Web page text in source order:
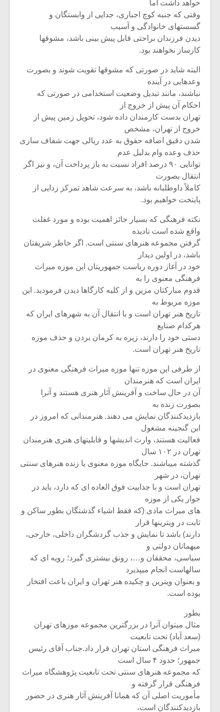
خواهد داشت اما
وقتی که جنبه کوچ اجباری، جدایی از وابستگان و
گسستهای خانوادگی و آسیب
دیدن فرزندان براحتی قابل پیش بینی باشد، مشوقها
کارساز نخواهند بود.
البته شاید در صورتی که مشوقها تقویت شوند و بصورت
وعدهایی در آینده
نباشند، مانند تبدیل وضعیت استخدامی در صورتی که
احکام آن پیش از خروج از
تهران بدست کارمندان داده شود، تحویل زمین پیش از
خروج از تهران، مشخص
شدن دقیق اضافه حقوق به عدد ریالی جهت شفاف سازی
حذف وعده وام بدلیل عدم
توانایی ۹۰ درصد افراد نسبت به باز پرداخت آن، و نیز اگر
انتقال بصورت
کاملاً داوطلبانه باشد، به سرعت شاهد تمرکز زدایی از
پایتخت خواهیم بود.
نکته فرهنگی که بسیار حائز اهمیت بوده و مورد غفلت
واقع شده است نادیده
گرفتن مجموعه هنرهای سنتی است. اگر خاطر شریفتان
باشد، در اولین دیدار
خود در آغاز دوره ریاست جمهوریتان این موزه میراث
فرهنگی معنوی را به
قدوم مبارکتان مزین و از کلیه کارگاها دیدن فرمودید. این
موزه مربوط به
تاریخ هنر تهران است و با انتقال آن به شهرهای ایران که
هرکدام صنایع
دستی خود را دارند، زیره به کرمان بردن و حذف موزه
تاریخ هنر تهران است.
از طرفی این موزه تنها موزه میراث فرهنگی معنوی در
ایران است که هنرمندان
آن در حال ساخت و آفرینش آثار هنری هستند و آنرا
بصورت زنده به
بازدیدکنندگان نمایش می دهند. هنرمندانی که امروز در
این گنجینه مشغول
فعالیت هستند، وارث اندیشها و قابلیتهای هنری هنرمندان
تهران در ۱۰۲ سال
گذشته میباشند. جایگاه موزه معنوی یا زنده هنرهای سنتی
تهران، در شهر
تهران است و با جذابیت فوق العاده ای که دارد، باید در
جوار یکی از موزه
های میراث مادی (که فقط اشیاء گذشتگان بطور ساکن و
ثابت در ویترینها قرار
دارند) باشد تا نمایش و جذب گردشگران داخلی، خارجی،
میهمانان دولتی و
سیاسی، محققان و…، رونق بیشتری گیرد؛ رویه ای که
سالهاست انجام میپذیرد
و بعنوان ویترین و چکیده هنر تهران و ایران باعث افتخار
بوده است.
بطور
مثال میتوان آنرا در بزرگترین مجموعه موزهای تهران
(سعد آباد) تحت تابعیت
میراث فرهنگی استان تهران قرار داد.جناب آقای رئیس
جمهور؛ حدود ۴ سال است
که مجموعه هنرهای سنتی تحت تابعیت پ‍ژوهشگاه میراث
فرهنگی قرار گرفته و
مأموریت اصلی آن که همانا آفرینش آثار هنری در حضور
بازدیدکنندگان است،